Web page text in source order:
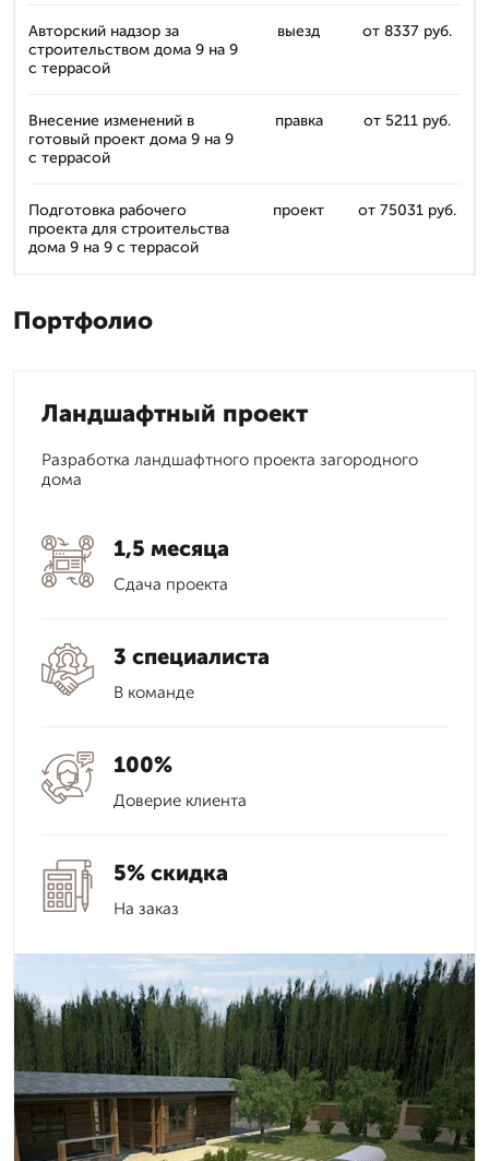
Авторский надзор за
строительством дома 9 на 9
с террасой
выезд от 8337 руб.
Внесение изменений в
готовый проект дома 9 на 9
с террасой
правка от 5211 руб.
Подготовка рабочего
проекта для строительства
дома 9 на 9 с террасой
проект от 75031 руб.
Портфолио
Ландшафтный проект
Разработка ландшафтного проекта загородного
дома
1,5 месяца
Сдача проекта
3 специалиста
В команде
100%
Доверие клиента
5% скидка
На заказ